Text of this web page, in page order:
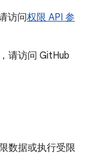
访问权限 API 参
请访问 GitHub
数据或执行受限